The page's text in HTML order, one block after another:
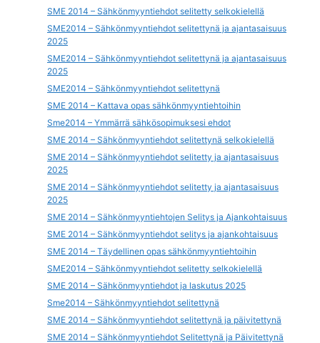
SME 2014 – Sähkönmyyntiehdot selitetty selkokielellä
SME2014 – Sähkönmyyntiehdot selitettynä ja ajantasaisuus
2025
SME2014 – Sähkönmyyntiehdot selitettynä ja ajantasaisuus
2025
SME2014 – Sähkönmyyntiehdot selitettynä
SME 2014 – Kattava opas sähkönmyyntiehtoihin
Sme2014 – Ymmärrä sähkösopimuksesi ehdot
SME 2014 – Sähkönmyyntiehdot selitettynä selkokielellä
SME 2014 – Sähkönmyyntiehdot selitetty ja ajantasaisuus
2025
SME 2014 – Sähkönmyyntiehdot selitetty ja ajantasaisuus
2025
SME 2014 – Sähkönmyyntiehtojen Selitys ja Ajankohtaisuus
SME 2014 – Sähkönmyyntiehdot selitys ja ajankohtaisuus
SME 2014 – Täydellinen opas sähkönmyyntiehtoihin
SME2014 – Sähkönmyyntiehdot selitetty selkokielellä
SME 2014 – Sähkönmyyntiehdot ja laskutus 2025
Sme2014 – Sähkönmyyntiehdot selitettynä
SME 2014 – Sähkönmyyntiehdot selitettynä ja päivitettynä
SME 2014 – Sähkönmyyntiehdot Selitettynä ja Päivitettynä